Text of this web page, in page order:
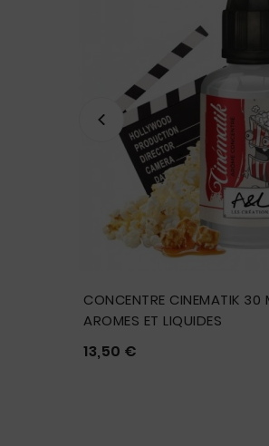
CONCENTRE CINEMATIK 30
AROMES ET LIQUIDES
 
13,50 €